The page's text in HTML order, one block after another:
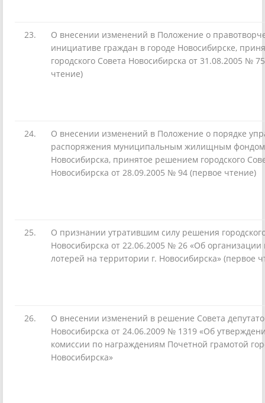
23.
О внесении изменений в Положение о
инициативе граждан в городе Новосибирске,
городского Совета Новосибирска от 31.08.2005 №
чтение)
24.
О внесении изменений в Положение о порядке
распоряжения муниципальным жилищным фондом
Новосибирска, принятое решением городского
Новосибирска от 28.09.2005 № 94 (первое чтение)
25.
О признании утратившим силу решения
Новосибирска от 22.06.2005 № 26 «Об
лотерей на территории г. Новосибирска» (первое
26.
О внесении изменений в решение Совета
Новосибирска от 24.06.2009 № 1319 «Об
комиссии по награждениям Почетной грамотой
Новосибирска»